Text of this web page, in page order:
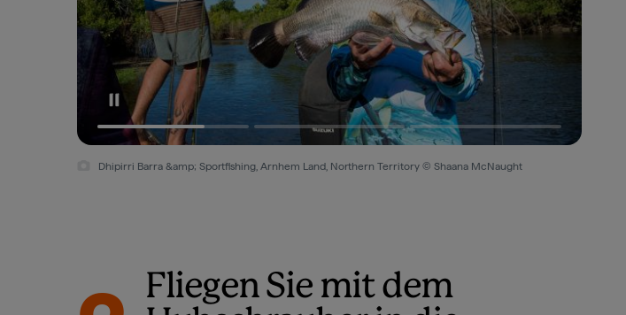
Dhipirri Barra &amp; Sportfishing, Arnhem Land, Northern Territory © Shaana McNaught
Fliegen Sie mit dem